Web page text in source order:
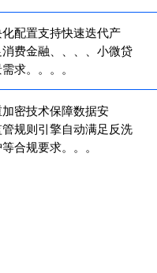
化配置支持快速迭代产
足消费金融、、、、小微贷
。。。
加密技术保障数据安
置监管规则引擎自动满足反洗
规要求。。。